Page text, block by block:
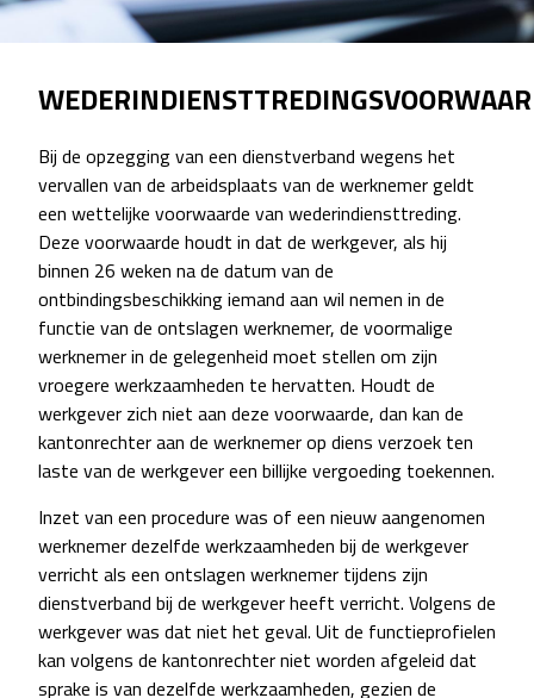
Bij de opzegging van een dienstverband wegens het
vervallen van de arbeidsplaats van de werknemer geldt
een wettelijke voorwaarde van wederindiensttreding.
Deze voorwaarde houdt in dat de werkgever, als hij
binnen 26 weken na de datum van de
ontbindingsbeschikking iemand aan wil nemen in de
functie van de ontslagen werknemer, de voormalige
werknemer in de gelegenheid moet stellen om zijn
vroegere werkzaamheden te hervatten. Houdt de
werkgever zich niet aan deze voorwaarde, dan kan de
kantonrechter aan de werknemer op diens verzoek ten
laste van de werkgever een billijke vergoeding toekennen.
Inzet van een procedure was of een nieuw aangenomen
werknemer dezelfde werkzaamheden bij de werkgever
verricht als een ontslagen werknemer tijdens zijn
dienstverband bij de werkgever heeft verricht. Volgens de
werkgever was dat niet het geval. Uit de functieprofielen
kan volgens de kantonrechter niet worden afgeleid dat
sprake is van dezelfde werkzaamheden, gezien de